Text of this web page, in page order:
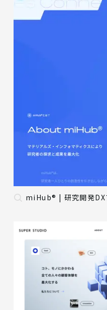
miHub® | 研究開発DX